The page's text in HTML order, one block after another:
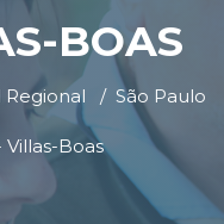
BOAS
Regional São Paulo
Villas-Boas